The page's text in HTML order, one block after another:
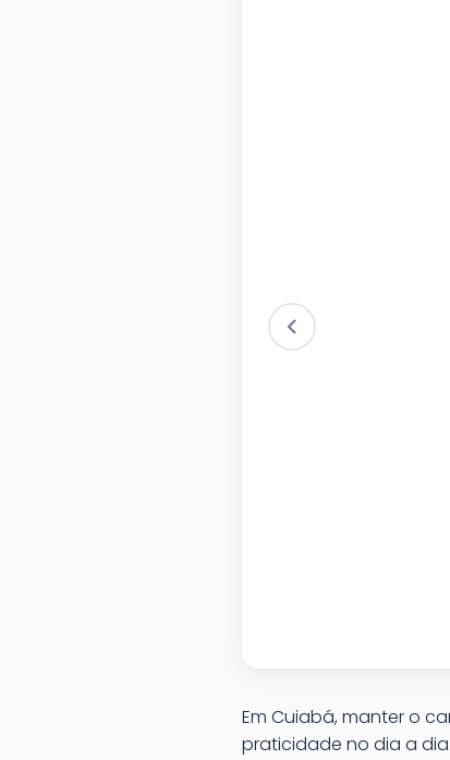
Em Cuiabá, manter o
praticidade no dia a dia.